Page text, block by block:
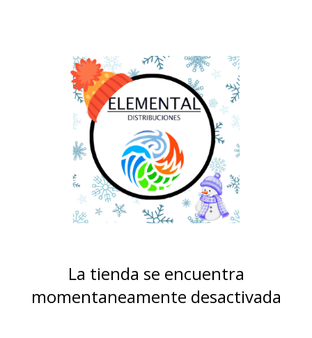
La tienda se encuentra
momentaneamente desactivada